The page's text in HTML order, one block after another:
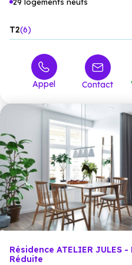
T2 6
13
Appel Contact
Résidence ATELIER JULES
Réduite